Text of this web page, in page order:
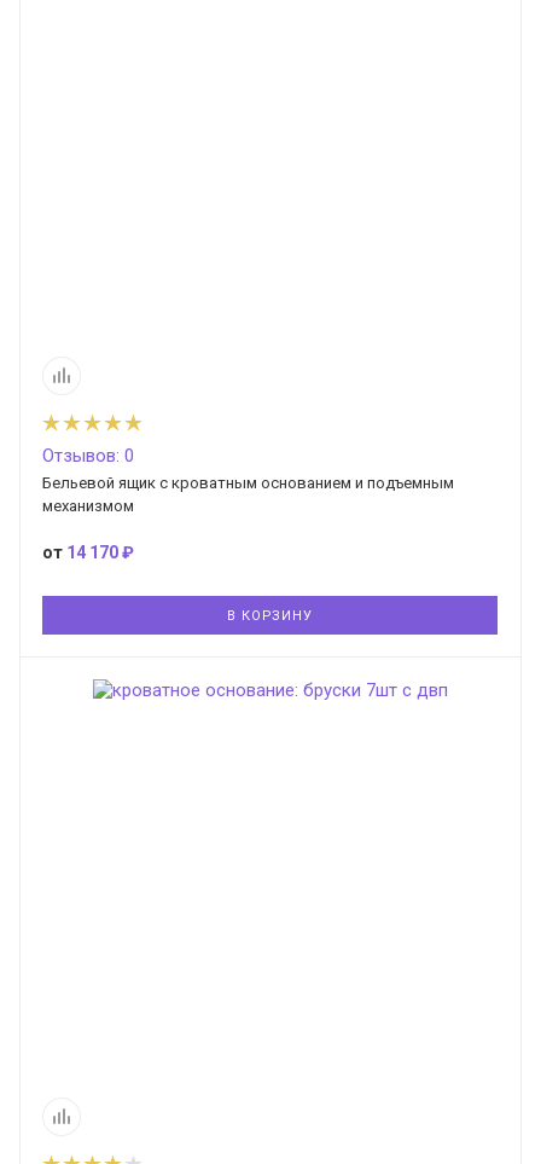
Отзывов: 0
Бельевой ящик с кроватным основанием и подъемным
механизмом
от 14 170 ₽
В КОРЗИНУ